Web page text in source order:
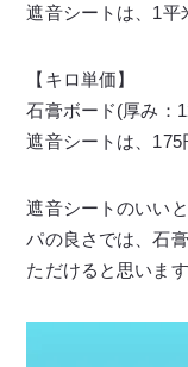
遮音シートは、1平
【キロ単価】
石膏ボード(厚み：
遮音シートは、175
遮音シートのいい
パの良さでは、石
ただけると思います